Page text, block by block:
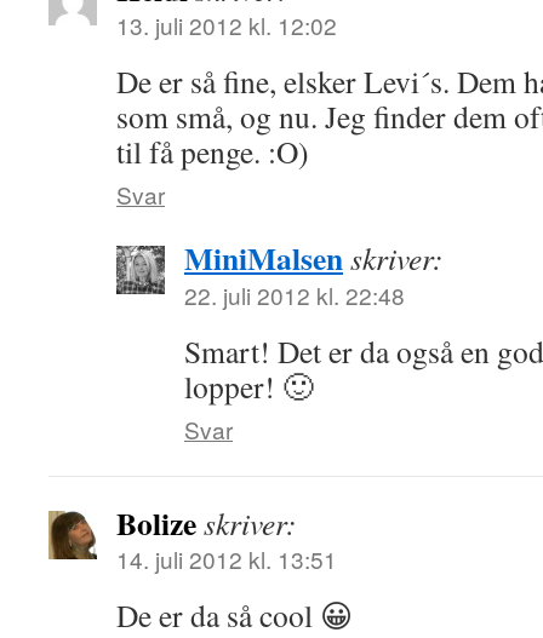
13. juli 2012 kl. 12:02
De er så fine, elsker Levi´s. Dem
som små, og nu. Jeg finder dem
til få penge. :O)
Svar
MiniMalsenskriver:
22. juli 2012 kl. 22:48
Smart! Det er da også en
lopper! 🙂
Svar
Bolizeskriver:
14. juli 2012 kl. 13:51
De er da så cool 😀